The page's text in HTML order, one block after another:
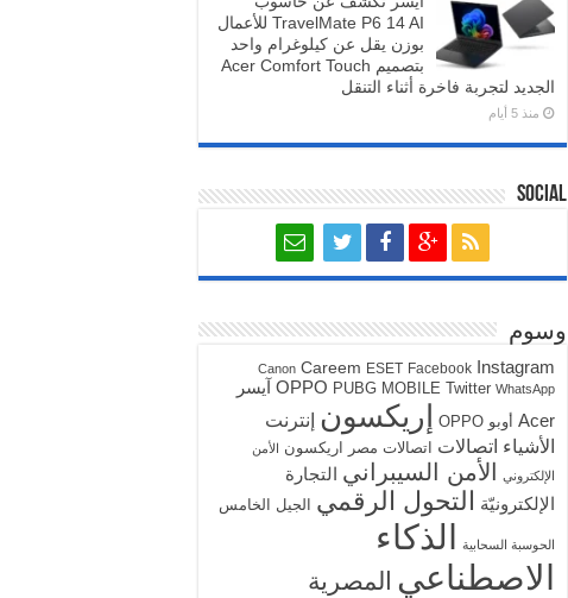
TravelMate P6 14 AI للأعمال
بوزن يقل عن كيلوغرام واحد
بتصميم Acer Comfort Touch
الجديد لتجربة فاخرة أثناء التنقل
منذ 5 أيام
Social
وسوم
Canon Careem ESET Facebook Instagram
OPPO PUBG MOBILE Twitter WhatsApp
آيسر
Acer أوبو OPPO إريكسون إنترنت
الأشياء اتصالات اتصالات مصر اريكسون الأمن
الإلكتروني الأمن السيبراني التجارة
الإلكترونيّة التحول الرقمي الجيل الخامس
الحوسبة السحابية الذكاء
الاصطناعي المصرية